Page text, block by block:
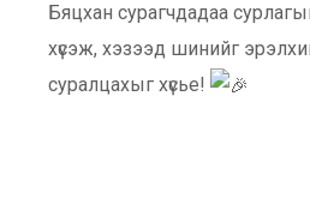
Бяцхан сурагчдадаа
хүсэж, хэзээд шинийг
суралцахыг хүсье!